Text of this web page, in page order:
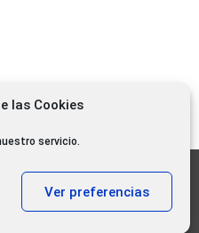
las Cookies
servicio.
Ver preferencias